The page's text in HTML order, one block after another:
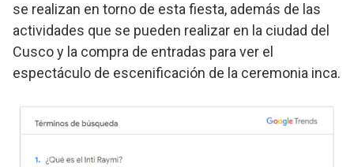
se realizan en torno de esta fiesta, además de las
actividades que se pueden realizar en la ciudad del
Cusco y la compra de entradas para ver el
espectáculo de escenificación de la ceremonia inca.